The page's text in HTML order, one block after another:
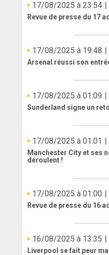
17/08/2025 à 23:54 |
Revue de presse du 17
17/08/2025 à 19:48 |
Arsenal réussi son
17/08/2025 à 01:09 |
Sunderland signe un
17/08/2025 à 01:01 |
Manchester City et ses
déroulent !
17/08/2025 à 01:00 |
Revue de presse du 16
16/08/2025 à 13:35 |
Liverpool se fait peur